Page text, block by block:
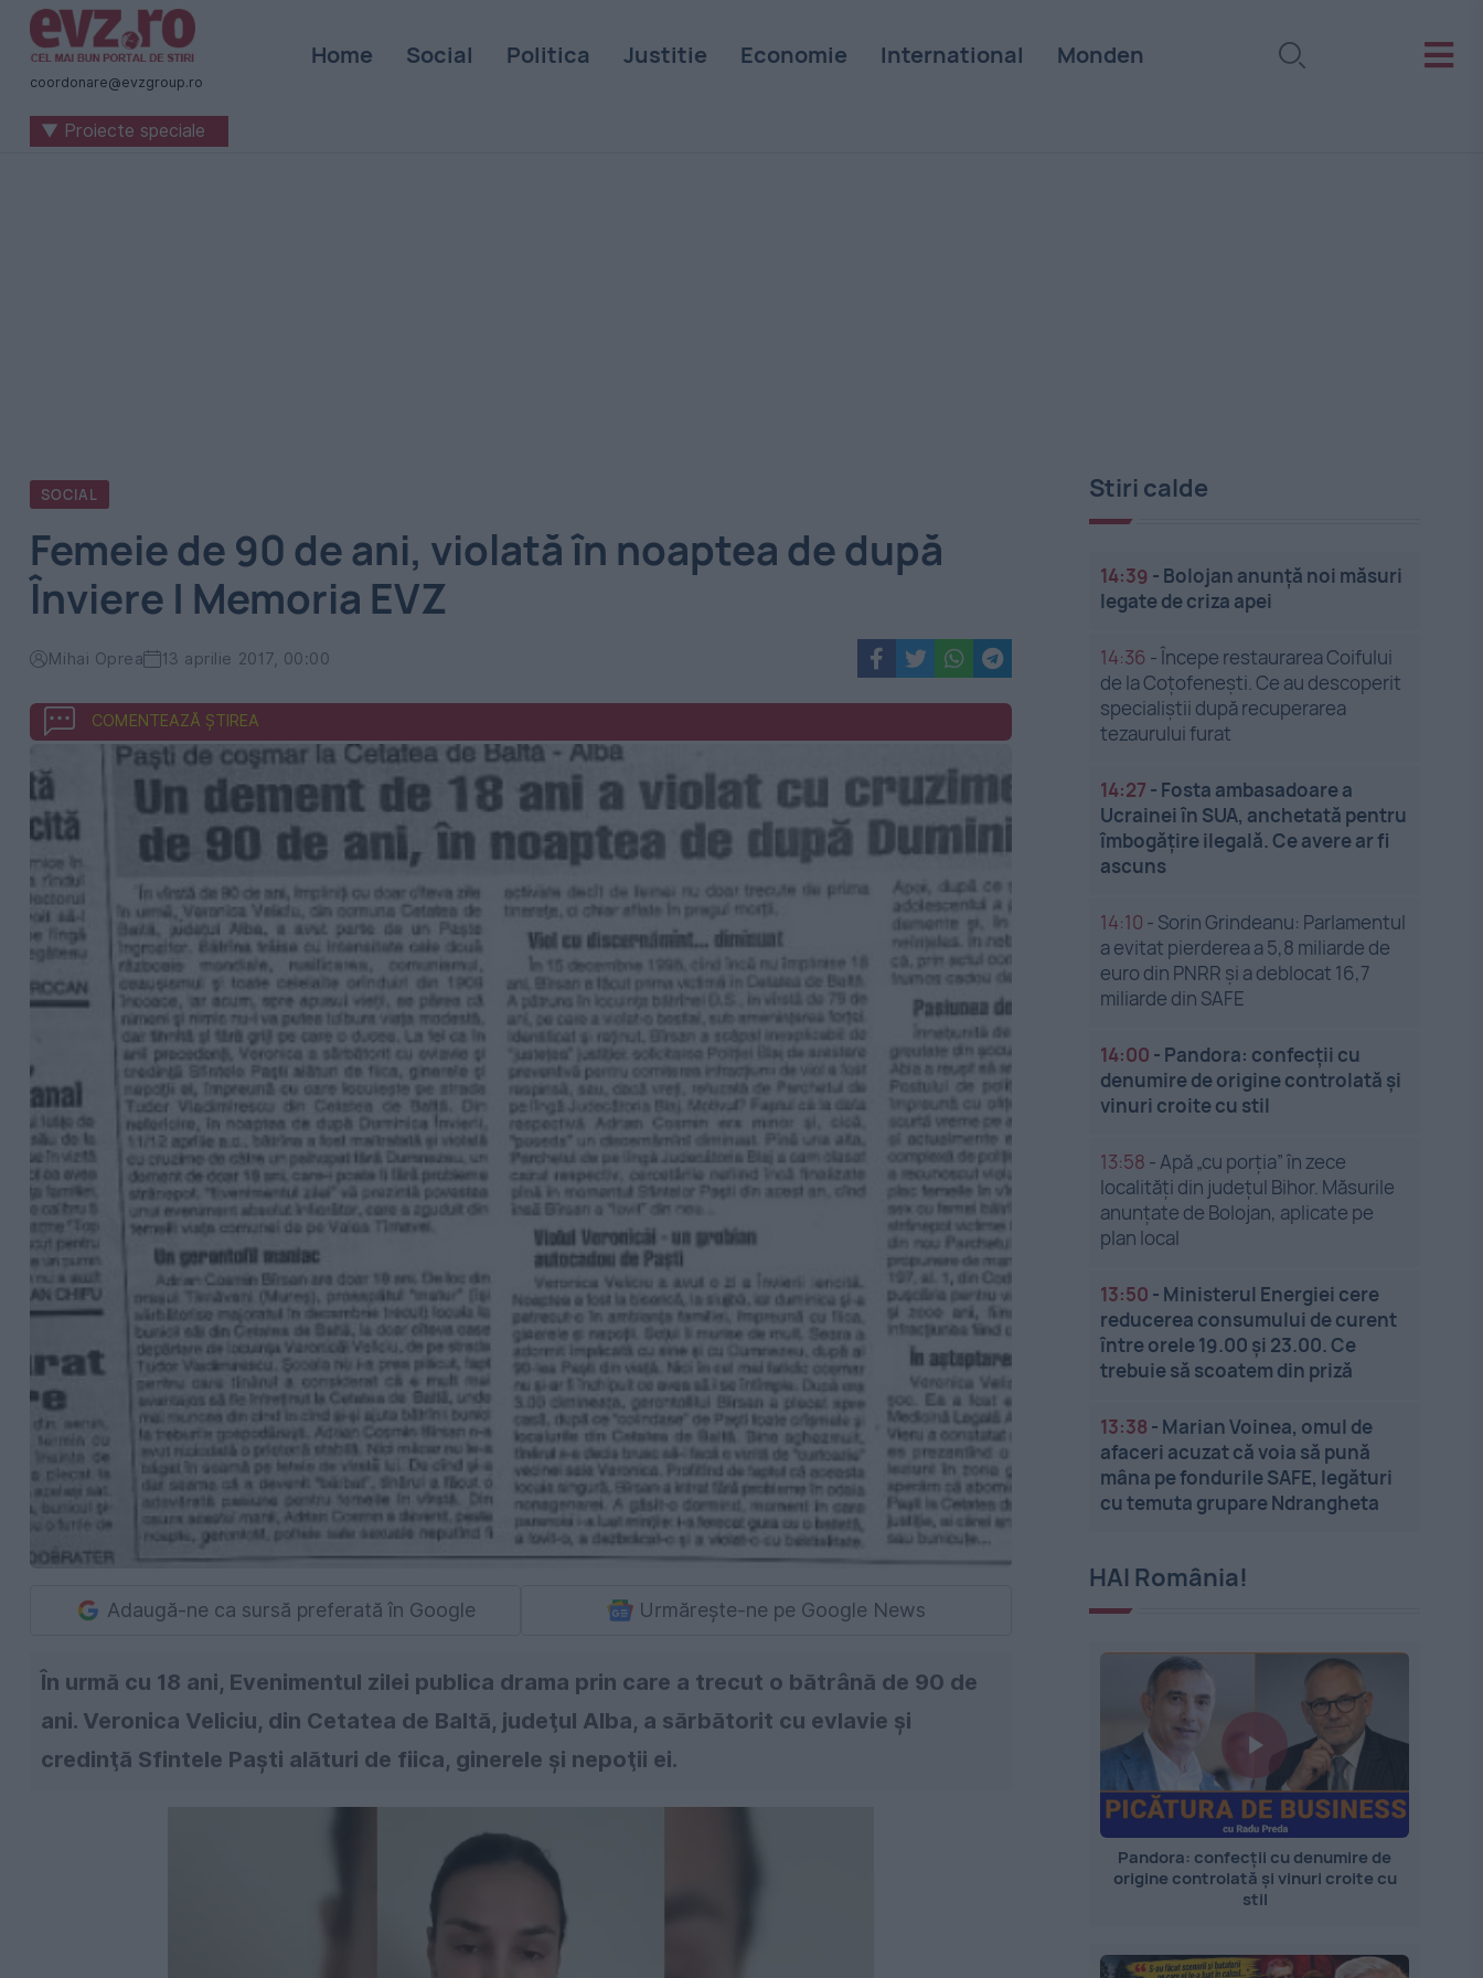
Știri
naționale
internaționale
coordonare@evzgroup.ro
Home Social Politica Justitie Economie International Monden
▼ Proiecte speciale
SOCIAL
Femeie de 90 de ani, violată în noaptea de după
Înviere | Memoria EVZ
Mihai Oprea 13 aprilie 2017, 00:00
COMENTEAZĂ ȘTIREA
Adaugă-ne ca sursă preferată în Google Urmărește-ne pe Google News
În urmă cu 18 ani, Evenimentul zilei publica drama prin care a trecut o bătrână de 90 de
ani. Veronica Veliciu, din Cetatea de Baltă, judeţul Alba, a sărbătorit cu evlavie şi
credinţă Sfintele Paşti alături de fiica, ginerele şi nepoţii ei.
Stiri calde
14:39 - Bolojan anunță noi măsuri
legate de criza apei
14:36 -Începe restaurarea Coifului
de la Coțofenești. Ce au descoperit
specialiștii după recuperarea
tezaurului furat
14:27 - Fosta ambasadoare a
Ucrainei în SUA, anchetată pentru
îmbogățire ilegală. Ce avere ar fi
ascuns
14:10 - Sorin Grindeanu: Parlamentul
a evitat pierderea a 5,8 miliarde de
euro din PNRR și a deblocat 16,7
miliarde din SAFE
14:00 - Pandora: confecții cu
denumire de origine controlată și
vinuri croite cu stil
13:58 -Apă „cu porția” în zece
localități din județul Bihor. Măsurile
anunțate de Bolojan, aplicate pe
plan local
13:50 - Ministerul Energiei cere
reducerea consumului de curent
între orele 19.00 și 23.00. Ce
trebuie să scoatem din priză
13:38 - Marian Voinea, omul de
afaceri acuzat că voia să pună
mâna pe fondurile SAFE, legături
cu temuta grupare Ndrangheta
HAI România!
Pandora: confecții cu denumire de
origine controlată și vinuri croite cu
stil